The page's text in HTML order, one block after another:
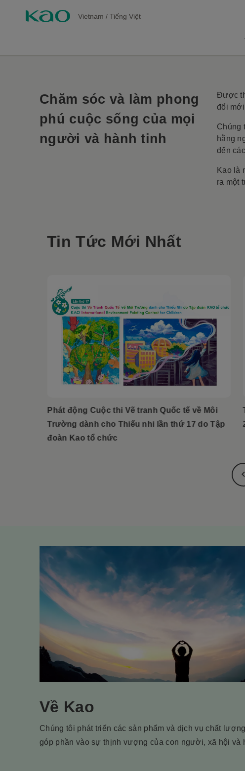
Vietnam / Tiếng Việt
Chăm sóc và làm phong
phú cuộc sống của mọi
người và hành tinh
Được
đổi
Chúng
hằng
đến
Kao là
ra một
Tin Tức Mới Nhất
Phát động Cuộc thi Vẽ tranh Quốc tế về Môi
Trường dành cho Thiếu nhi lần thứ 17 do Tập
đoàn Kao tổ chức
Về Kao
Chúng tôi phát triển các sản phẩm và dịch vụ chất
góp phần vào sự thịnh vượng của con người, xã hội và